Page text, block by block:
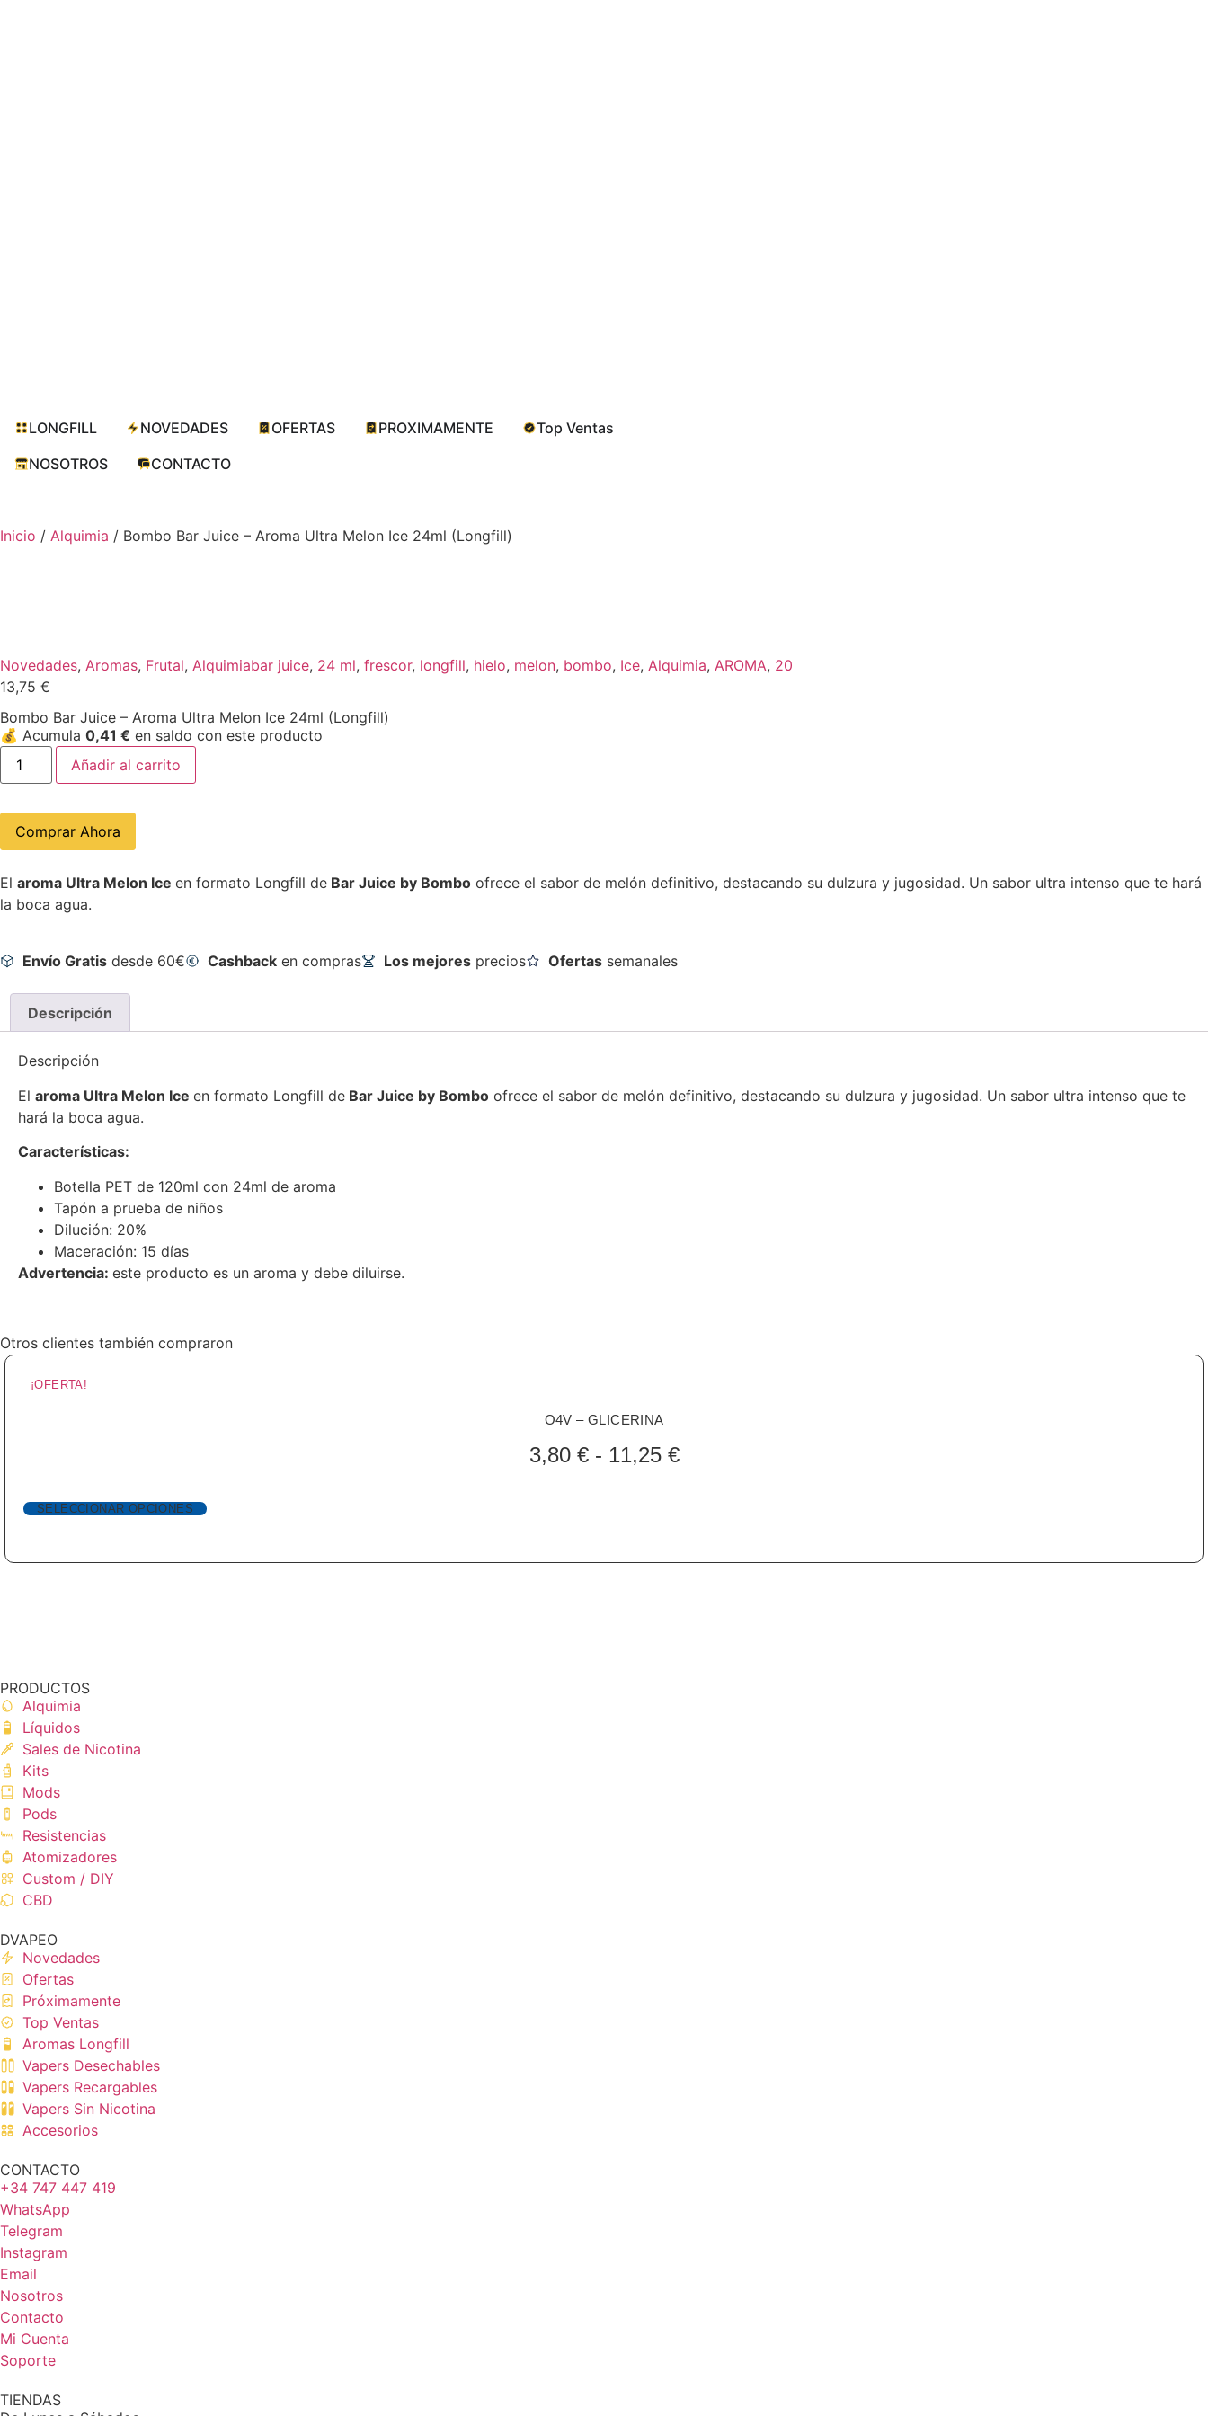
LONGFILL NOVEDADES OFERTAS PROXIMAMENTE
Top Ventas
NOSOTROS
CONTACTO
Inicio / Alquimia / Bombo Bar Juice – Aroma Ultra Melon Ice 24ml (Longfill)
Novedades, Aromas, Frutal, Alquimiabar juice, 24 ml, frescor, longfill, hielo, melon, bombo, Ice, Alquimia, AROMA, 20
13,75 €
Bombo Bar Juice – Aroma Ultra Melon Ice 24ml (Longfill)
💰 Acumula 0,41 € en saldo con este producto
Añadir al carrito
Comprar Ahora
El aroma Ultra Melon Ice en formato Longfill de Bar Juice by Bombo ofrece el sabor de melón definitivo, destacando su dulzura y jugosidad. Un sabor ultra intenso que te hará
la boca agua.
Envío Gratis desde 60€ Cashback en compras Los mejores precios Ofertas semanales
Descripción
Descripción
El aroma Ultra Melon Ice en formato Longfill de Bar Juice by Bombo ofrece el sabor de melón definitivo, destacando su dulzura y jugosidad. Un sabor ultra intenso que te
hará la boca agua.
Características:
Botella PET de 120ml con 24ml de aroma
Tapón a prueba de niños
Dilución: 20%
Maceración: 15 días
Advertencia: este producto es un aroma y debe diluirse.
Otros clientes también compraron
¡OFERTA!
O4V – GLICERINA
3,80 € - 11,25 €
SELECCIONAR OPCIONES
PRODUCTOS
Alquimia
Líquidos
Sales de Nicotina
Kits
Mods
Pods
Resistencias
Atomizadores
Custom / DIY
CBD
DVAPEO
Novedades
Ofertas
Próximamente
Top Ventas
Aromas Longfill
Vapers Desechables
Vapers Recargables
Vapers Sin Nicotina
Accesorios
CONTACTO
+34 747 447 419
WhatsApp
Telegram
Instagram
Email
Nosotros
Contacto
Mi Cuenta
Soporte
TIENDAS